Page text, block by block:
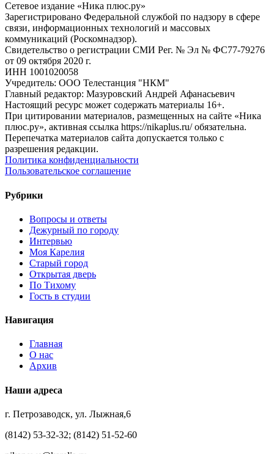
Сетевое издание «Ника плюс.ру»
Зарегистрировано Федеральной службой по надзору в сфере
связи, информационных технологий и массовых
коммуникаций (Роскомнадзор).
Свидетельство о регистрации СМИ Рег. № Эл № ФС77-79276
от 09 октября 2020 г.
ИНН 1001020058
Учредитель: ООО Телестанция "НКМ"
Главный редактор: Мазуровский Андрей Афанасьевич
Настоящий ресурс может содержать материалы 16+.
При цитировании материалов, размещенных на сайте «Ника
плюс.ру», активная ссылка https://nikaplus.ru/ обязательна.
Перепечатка материалов сайта допускается только с
разрешения редакции.
Политика конфиденциальности
Пользовательское соглашение
Рубрики
Вопросы и ответы
Дежурный по городу
Интервью
Моя Карелия
Старый город
Открытая дверь
По Тихому
Гость в студии
Навигация
Главная
О нас
Архив
Наши адреса
г. Петрозаводск, ул. Лыжная,6
(8142) 53-32-32; (8142) 51-52-60